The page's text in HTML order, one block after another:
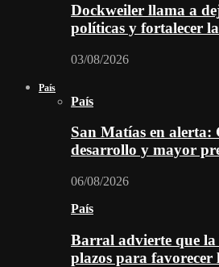
Dockweiler llama a
políticas y fortalecer
03/08/2026
País
País
San Matías en
desarrollo y mayor
06/08/2026
País
Barral advierte que la
plazos para